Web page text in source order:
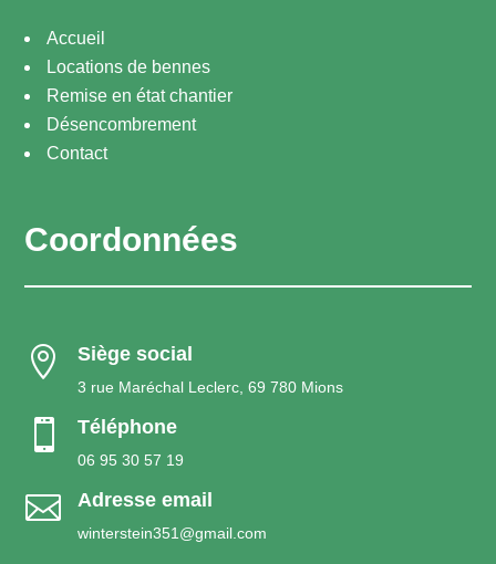
Accueil
Locations de bennes
Remise en état chantier
Désencombrement
Contact
Coordonnées
 Siège social
3 rue Maréchal Leclerc, 69 780 Mions
 Téléphone
06 95 30 57 19
 Adresse email
winterstein351@gmail.com